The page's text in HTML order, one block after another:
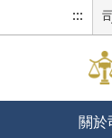
:::
關於